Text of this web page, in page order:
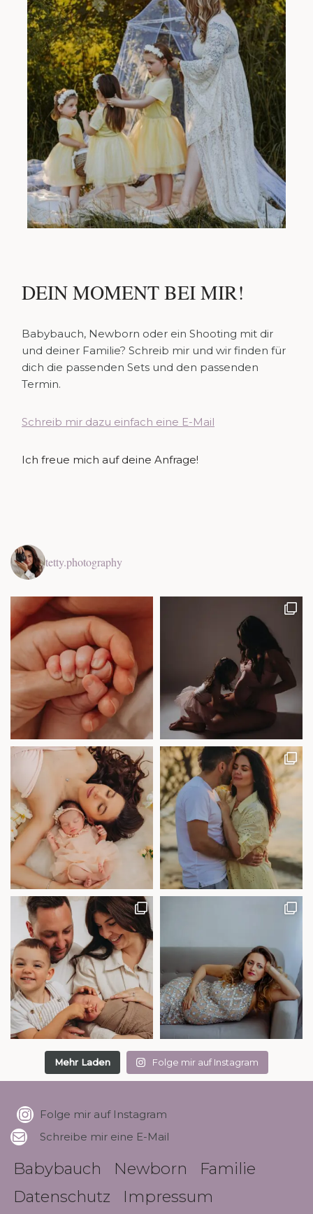
DEIN MOMENT BEI MIR!
Babybauch, Newborn oder ein Shooting mit dir
und deiner Familie? Schreib mir und wir finden für
dich die passenden Sets und den passenden
Termin.
Schreib mir dazu einfach eine E-Mail
Ich freue mich auf deine Anfrage!
tetty.photography
Mehr Laden Folge mir auf Instagram
Folge mir auf Instagram
Schreibe mir eine E-Mail
Babybauch Newborn
Familie
Datenschutz
Impressum